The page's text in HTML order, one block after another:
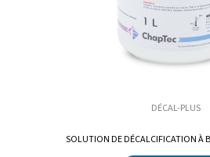
DÉCAL-PLUS
SOLUTION DE DÉCALCIFICATION À